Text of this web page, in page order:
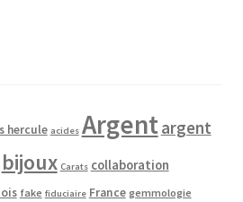
hercule acides Argentargent
bijoux Carats collaboration
fake fiduciaire France gemmologie